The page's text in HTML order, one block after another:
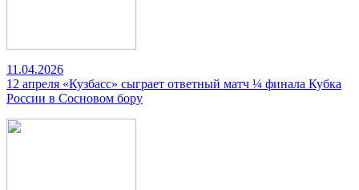
11.04.2026
12 апреля «Кузбасс» сыграет ответный матч ¼ финала Кубка
России в Сосновом бору